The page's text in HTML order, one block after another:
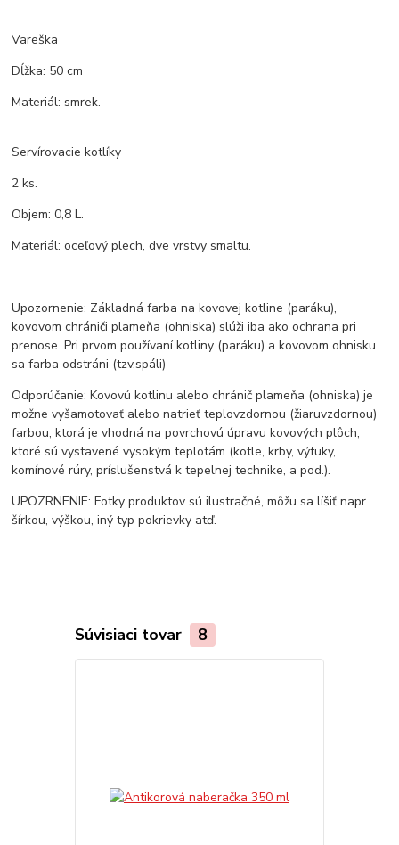
Vareška
Dĺžka: 50 cm
Materiál: smrek.
Servírovacie kotlíky
2 ks.
Objem: 0,8 L.
Materiál: oceľový plech, dve vrstvy smaltu.
Upozornenie: Základná farba na kovovej kotline (paráku),
kovovom chrániči plameňa (ohniska) slúži iba ako ochrana pri
prenose. Pri prvom používaní kotliny (paráku) a kovovom ohnisku
sa farba odstráni (tzv.spáli)
Odporúčanie: Kovovú kotlinu alebo chránič plameňa (ohniska) je
možne vyšamotovať alebo natrieť teplovzdornou (žiaruvzdornou)
farbou, ktorá je vhodná na povrchovú úpravu kovových plôch,
ktoré sú vystavené vysokým teplotám (kotle, krby, výfuky,
komínové rúry, príslušenstvá k tepelnej technike, a pod.).
UPOZRNENIE: Fotky produktov sú ilustračné, môžu sa líšiť napr.
šírkou, výškou, iný typ pokrievky atď.
Súvisiaci tovar 8